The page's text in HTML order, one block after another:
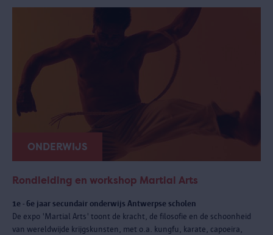
ONDERWIJS
Rondleiding en workshop Martial Arts
1e - 6e jaar secundair onderwijs Antwerpse scholen
De expo 'Martial Arts' toont de kracht, de filosofie en de schoonheid
van wereldwijde krijgskunsten, met o.a. kungfu, karate, capoeira,